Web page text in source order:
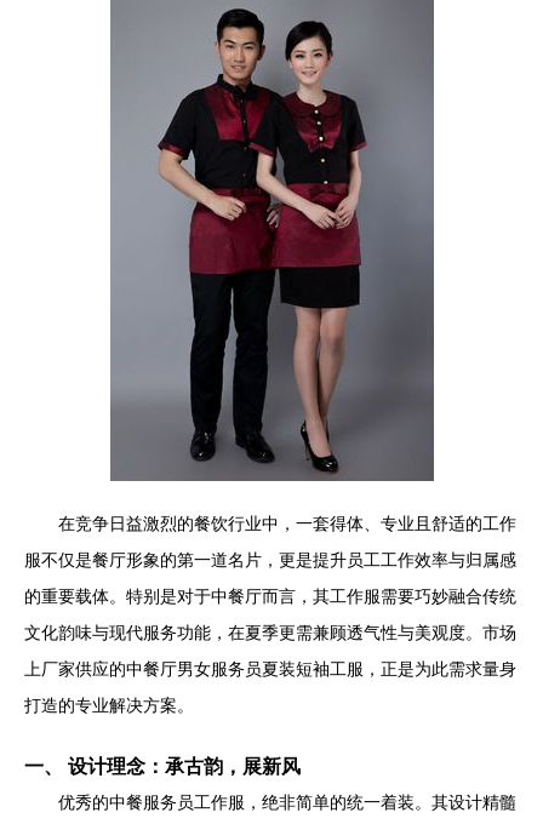
在竞争日益激烈的餐饮行业中，一套得体、专业且舒适的工作
服不仅是餐厅形象的第一道名片，更是提升员工工作效率与归属感
的重要载体。特别是对于中餐厅而言，其工作服需要巧妙融合传统
文化韵味与现代服务功能，在夏季更需兼顾透气性与美观度。市场
上厂家供应的中餐厅男女服务员夏装短袖工服，正是为此需求量身
打造的专业解决方案。
一、 设计理念：承古韵，展新风
优秀的中餐服务员工作服，绝非简单的统一着装。其设计精髓